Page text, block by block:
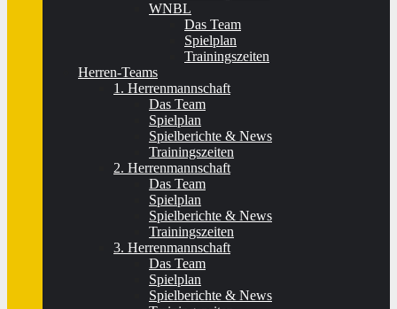
WNBL
Das Team
Spielplan
Trainingszeiten
Herren-Teams
1. Herrenmannschaft
Das Team
Spielplan
Spielberichte & News
Trainingszeiten
2. Herrenmannschaft
Das Team
Spielplan
Spielberichte & News
Trainingszeiten
3. Herrenmannschaft
Das Team
Spielplan
Spielberichte & News